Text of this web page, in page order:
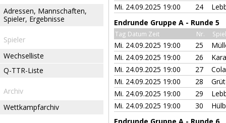
Adressen, Mannschaften,
Spieler, Ergebnisse
Spieler
Wechselliste
Q-TTR-Liste
Archiv
Wettkampfarchiv
Mi. 24.09.2025 19:00
24
Endrunde Gruppe A - Runde 5
Tag Datum Zeit Nr.
Mi. 24.09.2025 19:00 25
Mi. 24.09.2025 19:00
26
Mi. 24.09.2025 19:00
27
Mi. 24.09.2025 19:00
28
Mi. 24.09.2025 19:00
29
Mi. 24.09.2025 19:00
30